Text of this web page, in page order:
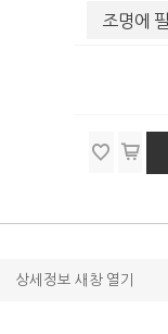
상세정보 새창 열기